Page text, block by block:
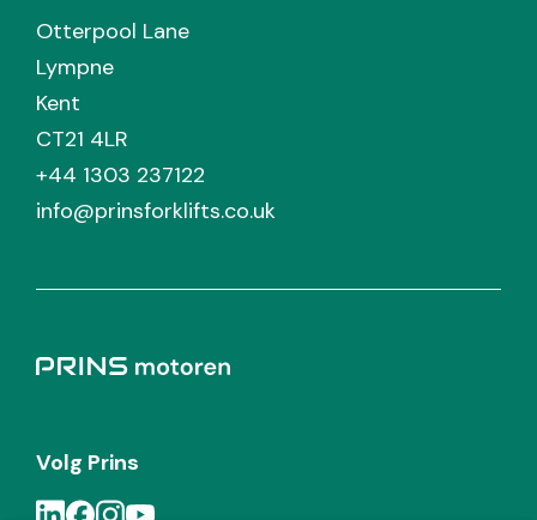
Otterpool Lane
Lympne
Kent
CT21 4LR
+44 1303 237122
info@prinsforklifts.co.uk
Volg Prins